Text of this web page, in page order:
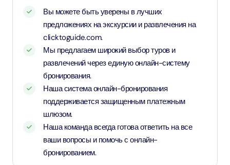
Вы можете быть уверены в лучших
предложениях на экскурсии и развлечения на
clicktoguide.com.
Мы предлагаем широкий выбор туров и
развлечений через единую онлайн-систему
бронирования.
Наша система онлайн-бронирования
поддерживается защищенным платежным
шлюзом.
Наша команда всегда готова ответить на все
ваши вопросы и помочь с онлайн-
бронированием.